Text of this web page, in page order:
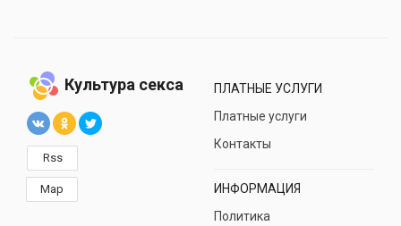
Культура секса
Rss
Map
ПЛАТНЫЕ УСЛУГИ
Платные услуги
Контакты
ИНФОРМАЦИЯ
Политика